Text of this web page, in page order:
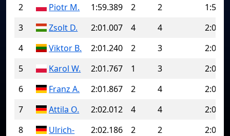
2 Piotr M. 1:59.389 2 2
3
Zsolt D. 2:01.007 4 4
4
Viktor B. 2:01.240 2 3
5
Karol W. 2:01.767 1 3
6
Franz A. 2:01.867 2 4
7
Attila O. 2:02.012 4 4
8
Ulrich-
2:02.186 2 2